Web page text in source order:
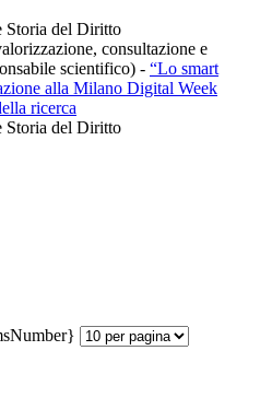
Storia del Diritto
consultazione e
scientifico) - “Lo smart
alla Milano Digital Week
ricerca
Storia del Diritto